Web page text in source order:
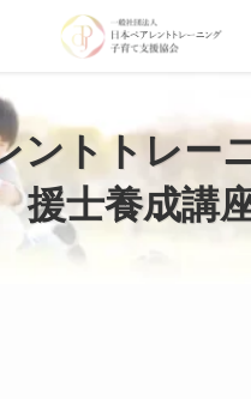
ントトレー
援士養成講